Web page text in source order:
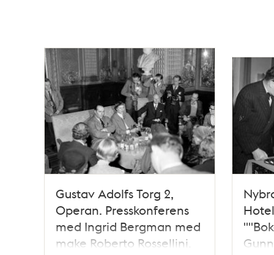
Gustav Adolfs Torg 2,
Operan. Presskonferens
med Ingrid Bergman med
make Roberto Rossellini.